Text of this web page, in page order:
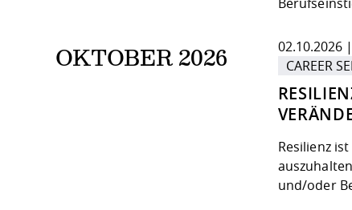
OKTOBER 2026
02.10.2026
CAREER
Resilienz
und/oder